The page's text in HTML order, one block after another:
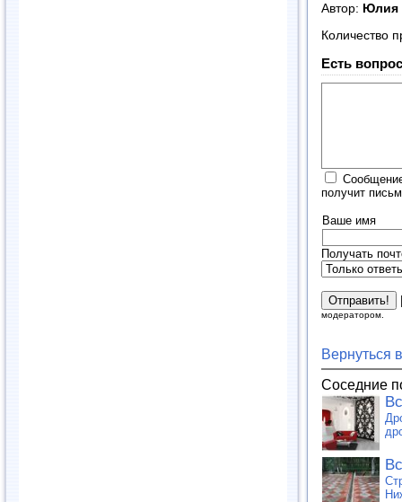
Автор: Юлия
Количество
Есть
получит
Ваше имя
Получать
модератором.
Вернуться
Соседние